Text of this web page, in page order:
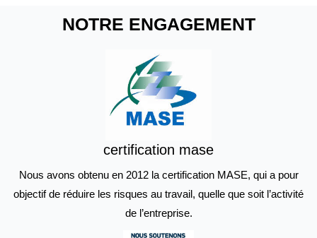
NOTRE ENGAGEMENT
certification mase
Nous avons obtenu en 2012 la certification MASE, qui a pour
objectif de réduire les risques au travail, quelle que soit l’activité
de l’entreprise.